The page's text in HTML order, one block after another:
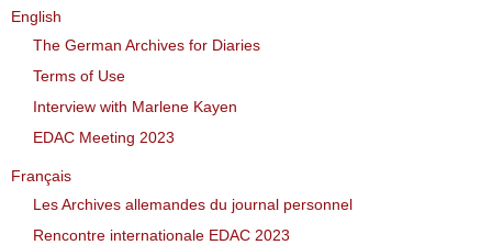
English
The German Archives for Diaries
Terms of Use
Interview with Marlene Kayen
EDAC Meeting 2023
Français
Les Archives allemandes du journal personnel
Rencontre internationale EDAC 2023